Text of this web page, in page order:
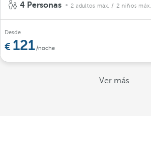
4 Personas 2 adultos máx. / 2 niños máx.
Desde
121/noche
Ver más